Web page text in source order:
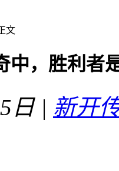
文
中，胜利者
日 | 新开